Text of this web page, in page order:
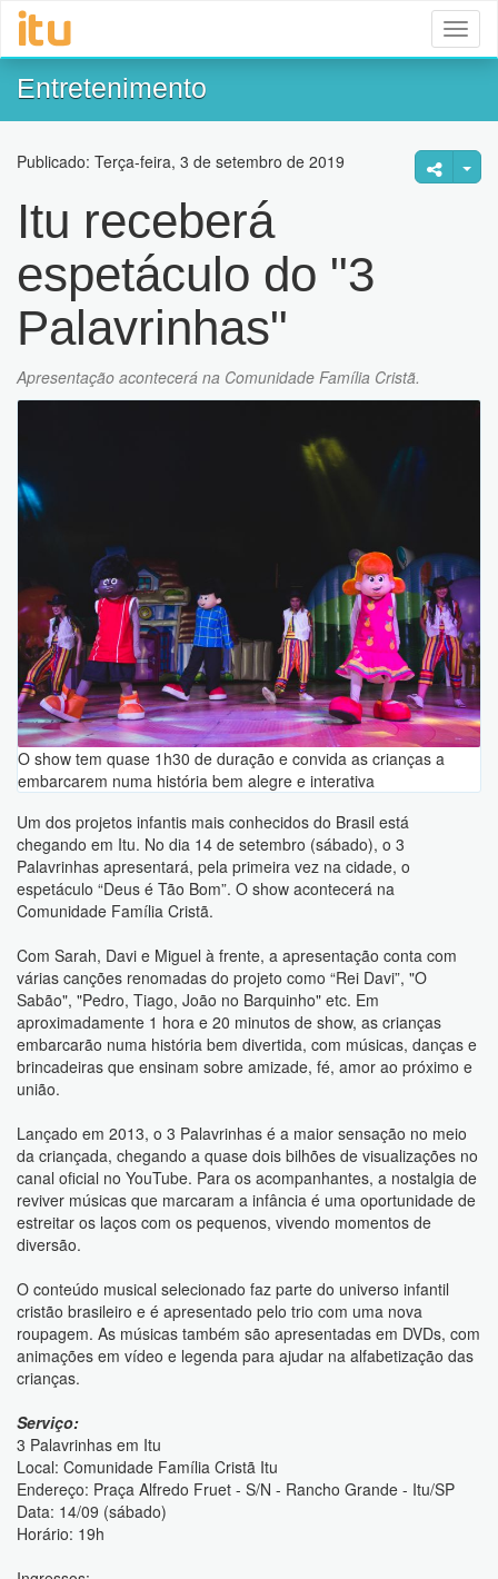
Entretenimento
Publicado: Terça-feira, 3 de setembro de 2019
Itu receberá
espetáculo do "3
Palavrinhas"
Apresentação acontecerá na Comunidade Família Cristã.
O show tem quase 1h30 de duração e convida as crianças a
embarcarem numa história bem alegre e interativa
Um dos projetos infantis mais conhecidos do Brasil está
chegando em Itu. No dia 14 de setembro (sábado), o 3
Palavrinhas apresentará, pela primeira vez na cidade, o
espetáculo “Deus é Tão Bom”. O show acontecerá na
Comunidade Família Cristã.
Com Sarah, Davi e Miguel à frente, a apresentação conta com
várias canções renomadas do projeto como “Rei Davi”, "O
Sabão", "Pedro, Tiago, João no Barquinho" etc. Em
aproximadamente 1 hora e 20 minutos de show, as crianças
embarcarão numa história bem divertida, com músicas, danças e
brincadeiras que ensinam sobre amizade, fé, amor ao próximo e
união.
Lançado em 2013, o 3 Palavrinhas é a maior sensação no meio
da criançada, chegando a quase dois bilhões de visualizações no
canal oficial no YouTube. Para os acompanhantes, a nostalgia de
reviver músicas que marcaram a infância é uma oportunidade de
estreitar os laços com os pequenos, vivendo momentos de
diversão.
O conteúdo musical selecionado faz parte do universo infantil
cristão brasileiro e é apresentado pelo trio com uma nova
roupagem. As músicas também são apresentadas em DVDs, com
animações em vídeo e legenda para ajudar na alfabetização das
crianças.
Serviço:
3 Palavrinhas em Itu
Local: Comunidade Família Cristã Itu
Endereço: Praça Alfredo Fruet - S/N - Rancho Grande - Itu/SP
Data: 14/09 (sábado)
Horário: 19h